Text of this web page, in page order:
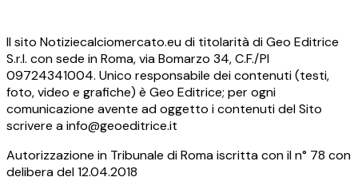
Il sito Notiziecalciomercato.eu di titolarità di Geo Editrice
S.r.l. con sede in Roma, via Bomarzo 34, C.F./PI
09724341004. Unico responsabile dei contenuti (testi,
foto, video e grafiche) è Geo Editrice; per ogni
comunicazione avente ad oggetto i contenuti del Sito
scrivere a info@geoeditrice.it
Autorizzazione in Tribunale di Roma iscritta con il n° 78 con
delibera del 12.04.2018